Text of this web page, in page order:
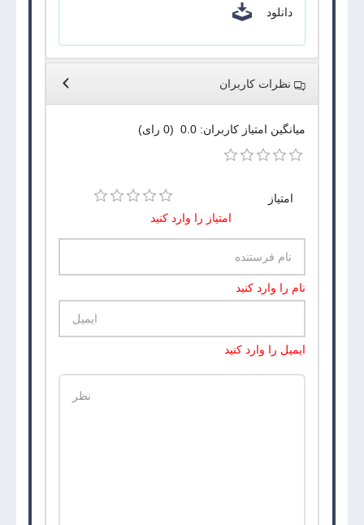
دانلود
نظرات کاربران
میانگین امتیاز کاربران: 0.0 (0 رای)
امتیاز
امتیاز را وارد کنید
نام را وارد کنید
ایمیل را وارد کنید